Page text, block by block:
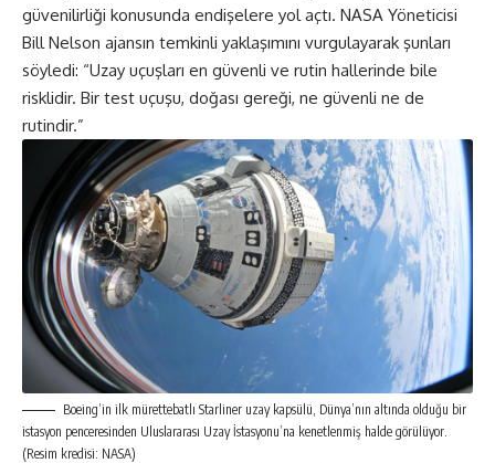
güvenilirliği konusunda endişelere yol açtı. NASA Yöneticisi
Bill Nelson ajansın temkinli yaklaşımını vurgulayarak şunları
söyledi: “Uzay uçuşları en güvenli ve rutin hallerinde bile
risklidir. Bir test uçuşu, doğası gereği, ne güvenli ne de
rutindir.”
Boeing’in ilk mürettebatlı Starliner uzay kapsülü, Dünya’nın altında olduğu bir
istasyon penceresinden Uluslararası Uzay İstasyonu’na kenetlenmiş halde görülüyor.
(Resim kredisi: NASA)